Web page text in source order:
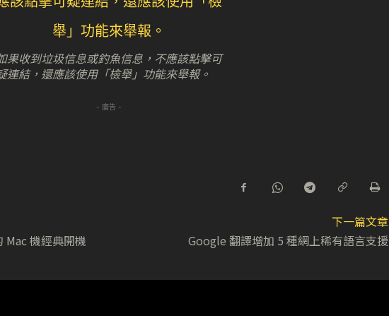
果收到垃圾信息或釣魚信息，不應該點擊可
連結，還應該使用「檢舉」功能來舉報。
- 廣告 -
Mac 機經典開機
下一篇文章
Google 翻譯增加 5 種網上稀有語言支援